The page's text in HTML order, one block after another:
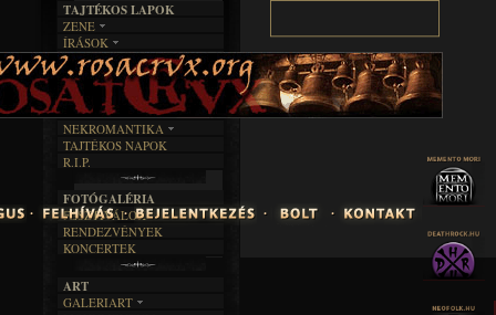
TAJTÉKOS LAPOK
ZENE
EGYÜTTESEK
INTERJÚK
FORDÍTÁSOK
DALSZÖVEGEK
ÍRÁSOK
IRODALOM
FILM
MŰVÉSZET
ÍRÁSTÖRTÉNET
BOSZORKÁNYKONYHA
FEKETE HUMOR
KÉPES
SZÖVEGES
RENDEZVÉNYEK
NEKROMANTIKA
AKTUÁLIS
A MÚLT
TAJTÉKOS NAPOK
R.I.P.
FOTÓGALÉRIA
FESZTIVÁLOK
RENDEZVÉNYEK
KONCERTEK
ART
GALERIART